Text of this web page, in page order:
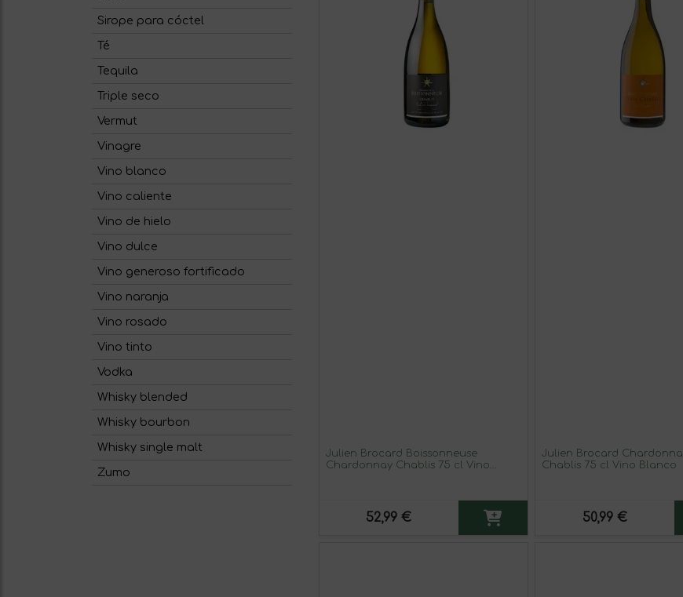
Sirope para cóctel
Té
Tequila
Triple seco
Vermut
Vinagre
Vino blanco
Vino caliente
Vino de hielo
Vino dulce
Vino generoso fortificado
Vino naranja
Vino rosado
Vino tinto
Vodka
Whisky blended
Whisky bourbon
Whisky single malt
Zumo
Julien Brocard Boissonneuse
Chardonnay Chablis 75 cl Vino
52,99 €
Julien Brocard
Chablis 75 cl Vino Blanco
50,99 €